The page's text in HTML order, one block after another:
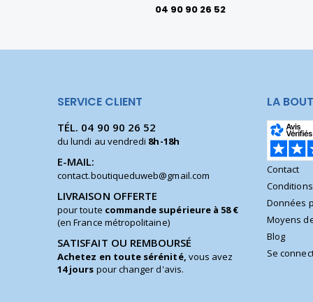
04 90 90 26 52
SERVICE CLIENT
TÉL. 04 90 90 26 52
du lundi au vendredi 8h-18h
E-MAIL:
contact.boutiqueduweb@gmail.com
LIVRAISON OFFERTE
pour toute commande supérieure à 58 €
(en France métropolitaine)
SATISFAIT OU REMBOURSÉ
Achetez en toute sérénité, vous avez
14 jours pour changer d'avis.
LA
Contact
Données
Moyens
Blog
Se